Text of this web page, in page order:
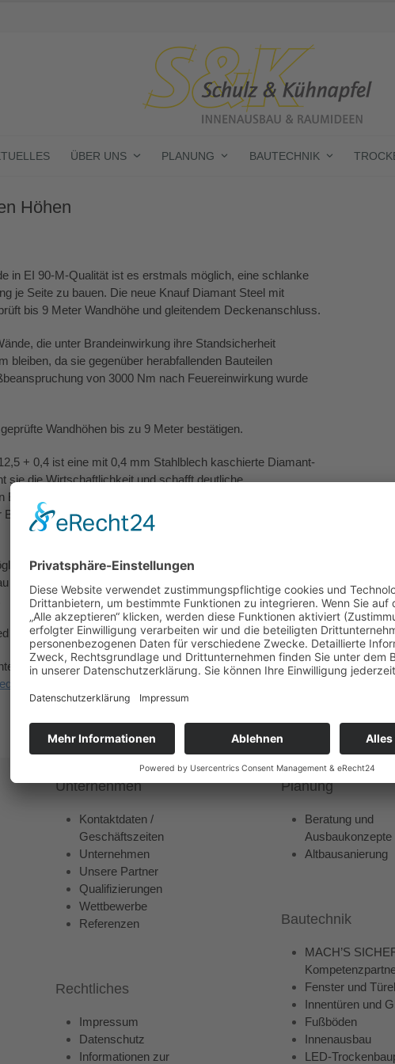
ÜBER UNS PLANUNG BAUTECHNIK
Höhen
Mit
in EI 90-M-Qualität ist es erstmals möglich, eine schlanke
je Seite zu bauen. Die neue Knauf Diamant Steel mit
bis 9 Meter Wandhöhe und gleitendem Deckenanschluss.
die unter Brandeinwirkung ihre Standsicherheit
bleiben, da sie gegenüber herabfallenden Bauteilen
von 3000 Nm nach Feuereinwirkung wurde
Wandhöhen bis zu 9 Meter bestätigen.
+ 0,4 ist eine mit 0,4 mm Stahlblech kaschierte Diamant-
sie die Wirtschaftlichkeit und schafft deutliche
entfällt, Konstruktion und Materialeinkauf
nicht erforderlich ist, entsteht eine besonders ebene
eine Brandwand in EI90-M-Qualität mit nur 100 mm
sichert die größtmögliche Nettonutzfläche im Gebäude. Ergänzt wird
dem neuen Label Trockenbau Unlimited hat Knauf sein Know-how zum
Unternehmen
Kontaktdaten /
Geschäftszeiten
Unternehmen
Unsere Partner
Qualifizierungen
Wettbewerbe
Referenzen
Rechtliches
Impressum
Datenschutz
Informationen zur
Planung
Beratung und
Ausbaukonzepte
Altbausanierung
Bautechnik
MACH’S
Fenster und
Innentüren und
Fußböden
Innenausbau
LED-